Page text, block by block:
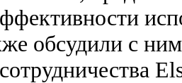
обсудили с